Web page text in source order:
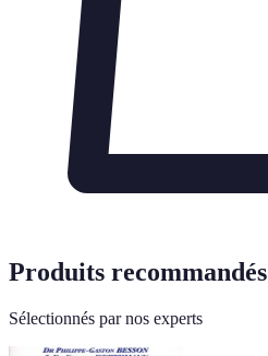
Produits recommandés
Sélectionnés par nos experts